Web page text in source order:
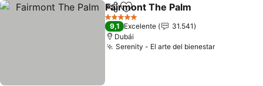
CompartirAgregar a favoritos
Fairmont The Palm
5 Estrellas
9,1 Excelente
31.541
Dubái
Serenity - El arte del bienestar